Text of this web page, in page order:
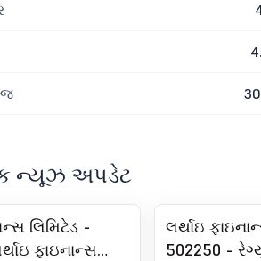
ન્યૂઝ અપડેટ
લિમિટેડ -
ફાઇનાન્સ
લર્થાઇ
502250 -